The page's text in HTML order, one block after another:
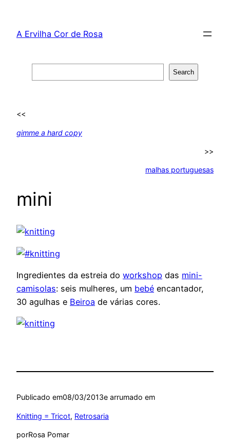
content
A Ervilha Cor de Rosa
Search
<<
gimme a hard copy
>>
malhas portuguesas
mini
Ingredientes da estreia do workshop das mini-
camisolas: seis mulheres, um bebé encantador,
30 agulhas e Beiroa de várias cores.
Publicado em08/03/2013e arrumado em
Knitting = Tricot, Retrosaria
porRosa Pomar